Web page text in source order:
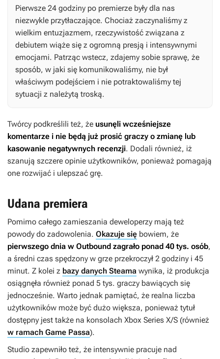
Pierwsze 24 godziny po premierze były dla nas
niezwykle przytłaczające. Chociaż zaczynaliśmy z
wielkim entuzjazmem, rzeczywistość związana z
debiutem wiąże się z ogromną presją i intensywnymi
emocjami. Patrząc wstecz, zdajemy sobie sprawę, że
sposób, w jaki się komunikowaliśmy, nie był
właściwym podejściem i nie potraktowaliśmy tej
sytuacji z należytą troską.
Twórcy podkreślili też, że usunęli wcześniejsze
komentarze i nie będą już prosić graczy o zmianę lub
kasowanie negatywnych recenzji. Dodali również, iż
szanują szczere opinie użytkowników, ponieważ pomagają
one rozwijać i ulepszać grę.
Udana premiera
Pomimo całego zamieszania deweloperzy mają też
powody do zadowolenia. Okazuje się bowiem, że
pierwszego dnia w Outbound zagrało ponad 40 tys. osób,
a średni czas spędzony w grze przekroczył 2 godziny i 45
minut. Z kolei z bazy danych Steama wynika, iż produkcja
osiągnęła również ponad 5 tys. graczy bawiących się
jednocześnie. Warto jednak pamiętać, że realna liczba
użytkowników może być dużo większa, ponieważ tytuł
dostępny jest także na konsolach Xbox Series X/S (również
w ramach Game Passa).
Studio zapewniło też, że intensywnie pracuje nad